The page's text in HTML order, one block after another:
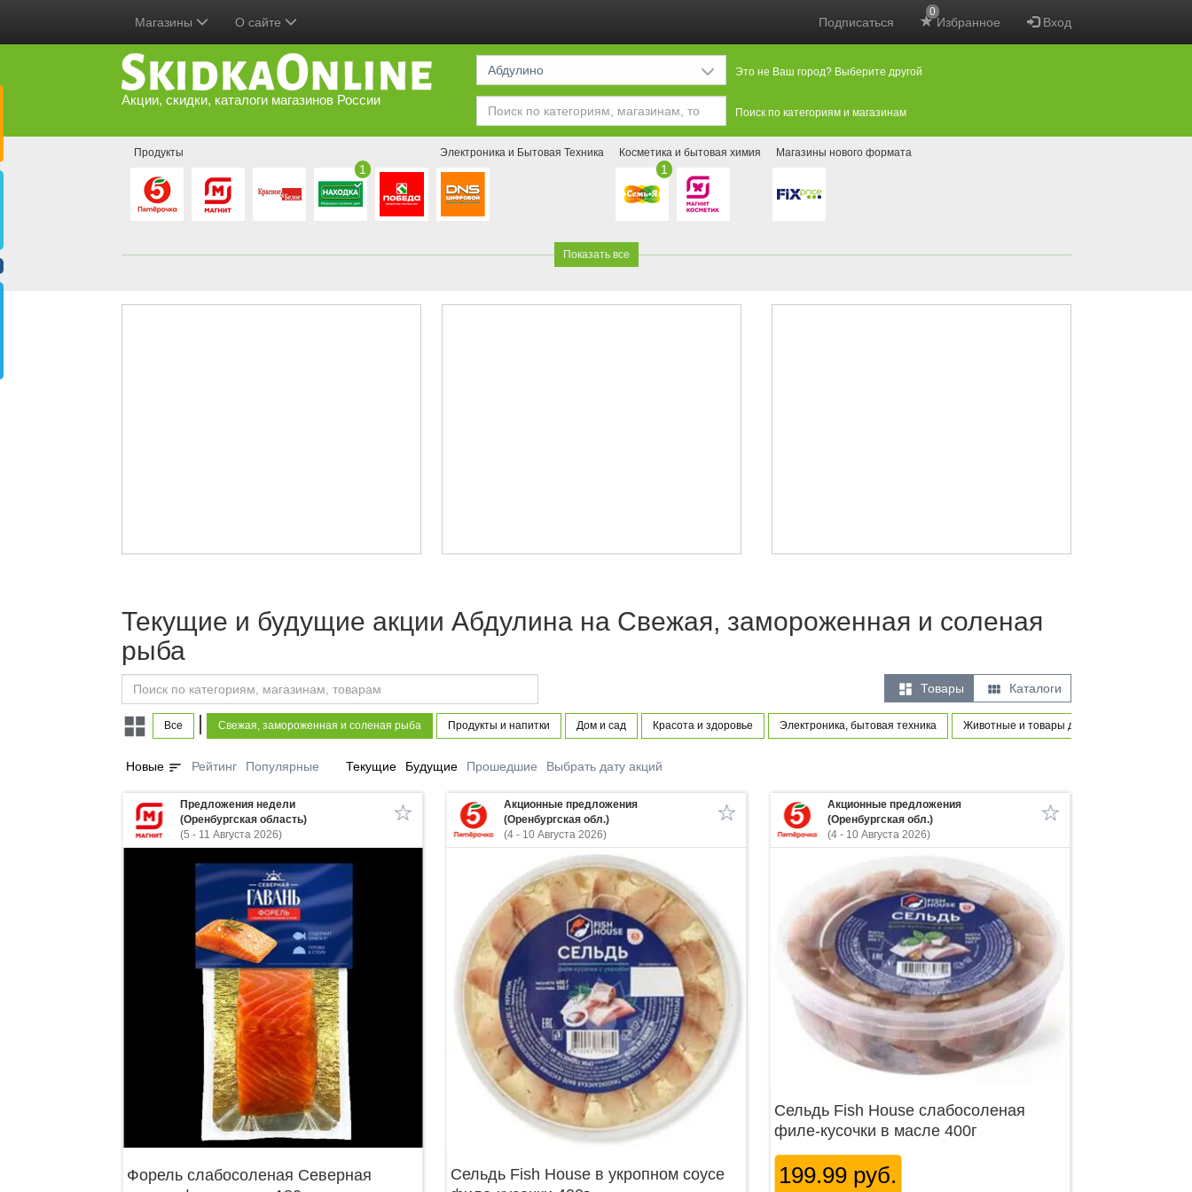
Подписаться Избранное
0
Вход
Магазины О сайте
Акции, скидки, каталоги магазинов России
Абдулино Это не Ваш город? Выберите другой
Поиск по категориям и магазинам
Продукты
1
Электроника и Бытовая Техника Косметика и бытовая химия
1
Магазины нового формата
Показать все
Текущие и будущие акции Абдулина на Свежая, замороженная и соленая
рыба
 Товары  Каталоги
Все | Свежая, замороженная и соленая рыба Продукты и напитки Дом и сад Красота и здоровье Электроника, бытовая техника Животные и товары для питомцев
Новые sort Рейтинг Популярные Текущие Будущие Прошедшие Выбрать дату акций
Предложения недели
(Оренбургская область)
(5 - 11 Августа 2026)
Форель слабосоленая Северная
Акционные предложения
(Оренбургская обл.)
(4 - 10 Августа 2026)
Сельдь Fish House в укропном соусе
Акционные предложения
(Оренбургская обл.)
(4 - 10 Августа 2026)
Сельдь Fish House слабосоленая
филе-кусочки в масле 400г
199.99 руб.